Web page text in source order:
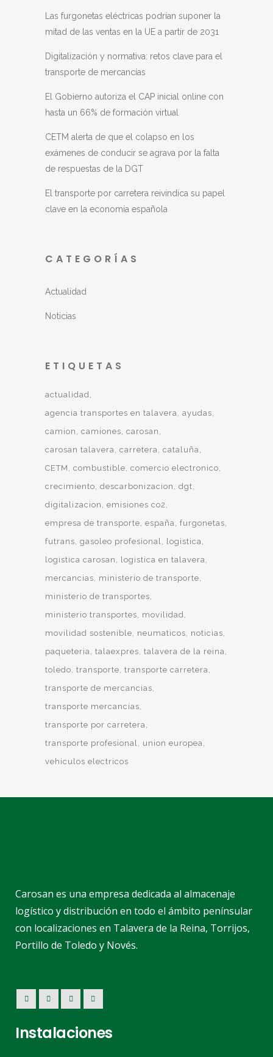
Las furgonetas eléctricas podrían suponer la
mitad de las ventas en la UE a partir de 2031
Digitalización y normativa: retos clave para el
transporte de mercancías
El Gobierno autoriza el CAP inicial online con
hasta un 66% de formación virtual
CETM alerta de que el colapso en los
exámenes de conducir se agrava por la falta
de respuestas de la DGT
El transporte por carretera reivindica su papel
clave en la economía española
CATEGORÍAS
Actualidad
Noticias
ETIQUETAS
actualidad
agencia transportes en talavera ayudas
camion
camiones carosan
carosan talavera carretera cataluña
CETM
combustible comercio electronico
crecimiento descarbonizacion
dgt
digitalizacion
emisiones co2
empresa de transporte españa furgonetas
futrans gasoleo profesional
logistica
logistica carosan
logistica en talavera
mercancias
ministerio de transporte
ministerio de transportes
ministerio transportes
movilidad
movilidad sostenible
neumaticos
noticias
paqueteria talaexpres talavera de la reina
toledo transporte transporte carretera
transporte de mercancias
transporte mercancias
transporte por carretera
transporte profesional
union europea
vehiculos electricos
Carosan es una empresa dedicada al almacenaje
logístico y distribución en todo el ámbito penínsular
con localizaciones en Talavera de la Reina, Torrijos,
Portillo de Toledo y Novés.
Instalaciones